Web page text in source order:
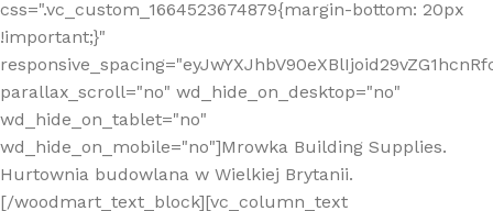
css=".vc_custom_1664523674879{margin-bottom: 20px
!important;}"
parallax_scroll="no" wd_hide_on_desktop="no"
wd_hide_on_tablet="no"
wd_hide_on_mobile="no"]Mrowka Building Supplies.
Hurtownia budowlana w Wielkiej Brytanii.
[/woodmart_text_block][vc_column_text